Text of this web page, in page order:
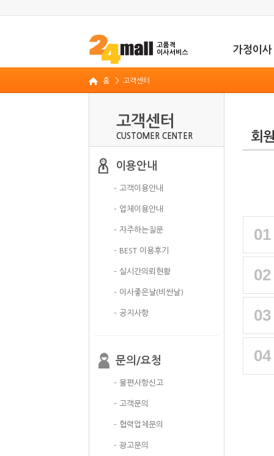
가정이사
홈 > 고객센터
고객센터
CUSTOMER CENTER
이용안내
- 고객이용안내
- 업체이용안내
- 자주하는질문
- BEST 이용후기
- 실시간의뢰현황
- 이사좋은날(비싼날)
- 공지사항
문의/요청
- 불편사항신고
- 고객문의
- 협력업체문의
- 광고문의
회
01
02
03
04